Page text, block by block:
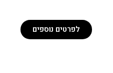
לפרטים נוספים